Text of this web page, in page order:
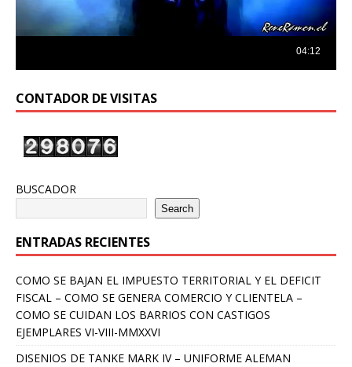
CONTADOR DE VISITAS
BUSCADOR
Search
ENTRADAS RECIENTES
COMO SE BAJAN EL IMPUESTO TERRITORIAL Y EL DEFICIT
FISCAL – COMO SE GENERA COMERCIO Y CLIENTELA –
COMO SE CUIDAN LOS BARRIOS CON CASTIGOS
EJEMPLARES VI-VIII-MMXXVI
DISENIOS DE TANKE MARK IV – UNIFORME ALEMAN